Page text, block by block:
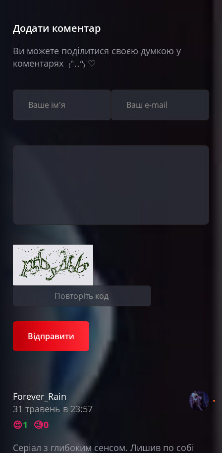
Додати коментар
Ви можете поділитися своєю думкою у
коментарях ₍ᐢ‥ᐢ₎ ♡
Відправити
Forever_Rain
31 травень в 23:57
😍1 🧐0
Серіал з глибоким сенсом. Лишив по собі